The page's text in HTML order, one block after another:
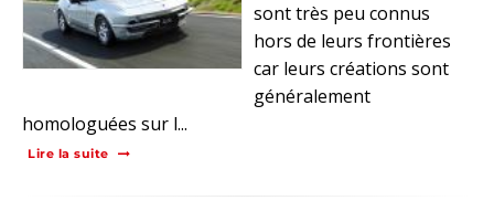
sont très peu connus
hors de leurs frontières
car leurs créations sont
généralement
homologuées sur l...
Lire la suite